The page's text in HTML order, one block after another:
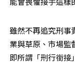
雖然不再追究刑事
業與草原、市場監
即所謂「刑行銜接